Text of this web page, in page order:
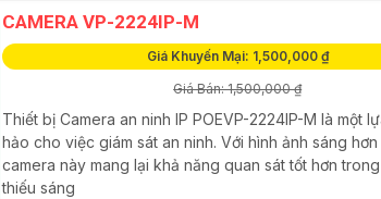
CAMERA VP-2224IP-M
Giá Khuyến Mại: 1,500,000 ₫
Giá Bán: 1,500,000 ₫
Thiết bị Camera an ninh IP POEVP-2224IP-M là một
hảo cho việc giám sát an ninh. Với hình ảnh sáng hơn
camera này mang lại khả năng quan sát tốt hơn
thiếu sáng